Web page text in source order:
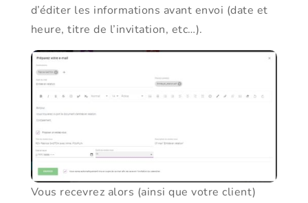
d’éditer les informations avant envoi (date et
heure, titre de l’invitation, etc…).
Vous recevrez alors (ainsi que votre client)